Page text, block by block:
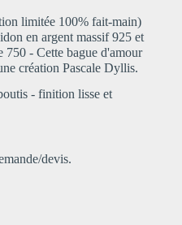
limitée 100% fait-main)
en argent massif 925 et
- Cette bague d'amour
création Pascale Dyllis.
- finition lisse et
devis.